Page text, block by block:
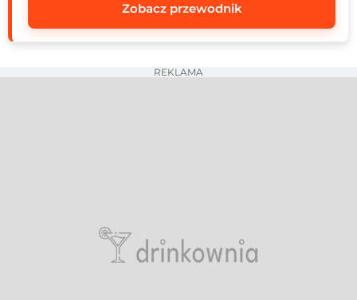
Zobacz przewodnik
REKLAMA